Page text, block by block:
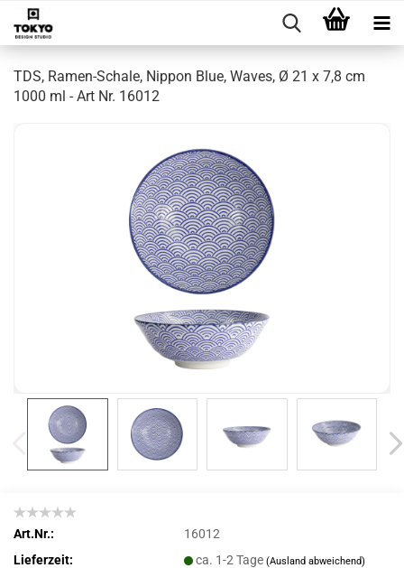
TDS, Ramen-Schale, Nippon Blue, Waves, Ø 21 x 7,8 cm
1000 ml - Art Nr. 16012
Art.Nr.:
16012
Lieferzeit:
ca. 1-2 Tage(Ausland abweichend)